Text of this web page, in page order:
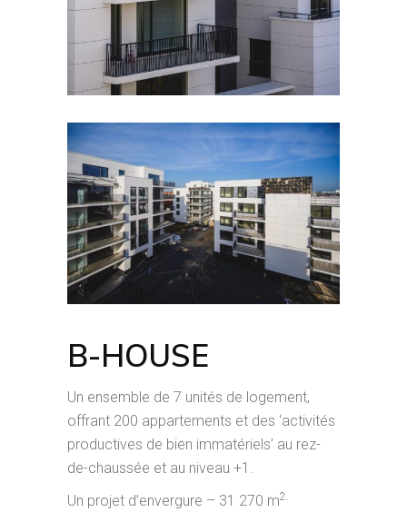
B-HOUSE
Un ensemble de 7 unités de logement,
offrant 200 appartements et des ‘activités
productives de bien immatériels’ au rez-
de-chaussée et au niveau +1.
Un projet d’envergure – 31 270 m2.